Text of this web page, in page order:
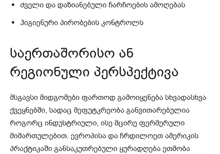
ძველი და დაზიანებული ჩარჩოების ამოღებას
ჰიგიენური პირობების კონტროლს
საერთაშორისო ან
რეგიონული პერსპექტივა
მსგავსი მიდგომები ფართოდ გამოიყენება სხვადასხვა
ქვეყნებში, სადაც მეფუტკრეობა განვითარებულია
როგორც ინდუსტრიული, ისე მცირე ფერმერული
მიმართულებით. ევროპისა და ჩრდილოეთ ამერიკის
პრაქტიკაში განსაკუთრებული ყურადღება ეთმობა